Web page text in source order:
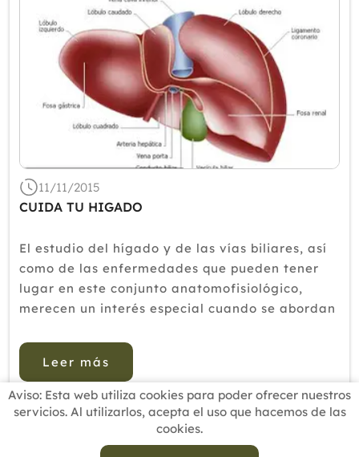
11/11/2015
CUIDA TU HIGADO
El estudio del hígado y de las vías biliares, así
como de las enfermedades que pueden tener
lugar en este conjunto anatomofisiológico,
merecen un interés especial cuando se abordan
desde este concepto de entender como tienen
lugar las cosas en nuestr...
Leer más
Aviso: Esta web utiliza cookies para poder ofrecer nuestros
servicios. Al utilizarlos, acepta el uso que hacemos de las
cookies.
BUSCADOR PROFESIONALES